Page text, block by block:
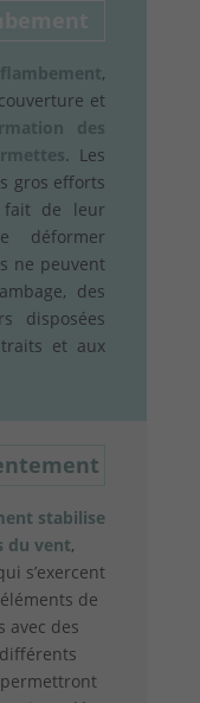
,
et
des
. Les
gros efforts
fait de leur
déformer
ne peuvent
des
disposées
et aux
stabilise
du vent,
s’exercent
de
avec des